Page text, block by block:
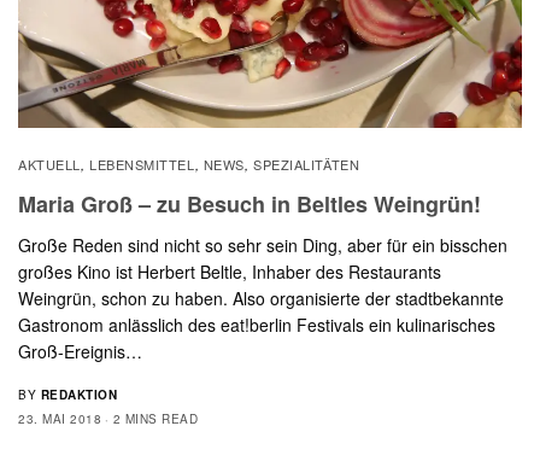
AKTUELL, LEBENSMITTEL, NEWS, SPEZIALITÄTEN
Maria Groß – zu Besuch in Beltles Weingrün!
Große Reden sind nicht so sehr sein Ding, aber für ein bisschen
großes Kino ist Herbert Beltle, Inhaber des Restaurants
Weingrün, schon zu haben. Also organisierte der stadtbekannte
Gastronom anlässlich des eat!berlin Festivals ein kulinarisches
Groß-Ereignis…
BY REDAKTION
23. MAI 2018
2 MINS READ